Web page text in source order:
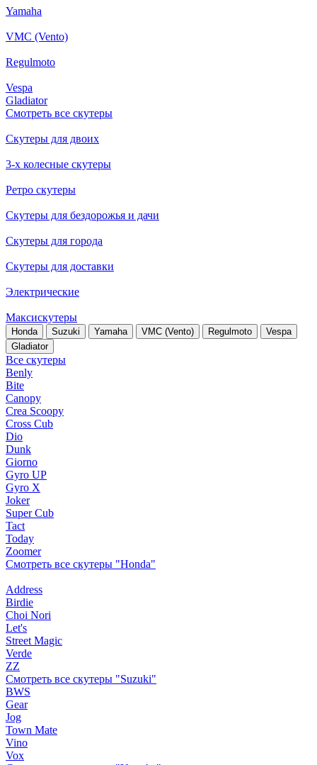
Yamaha
VMC (Vento)
Regulmoto
Vespa
Gladiator
Смотреть все скутеры
Скутеры для двоих
3-х колесные скутеры
Ретро скутеры
Скутеры для бездорожья и дачи
Скутеры для города
Скутеры для доставки
Электрические
Максискутеры
Honda Suzuki Yamaha VMC (Vento) Regulmoto
Vespa
Gladiator
Все скутеры
Benly
Bite
Canopy
Crea Scoopy
Cross Cub
Dio
Dunk
Giorno
Gyro UP
Gyro X
Joker
Super Cub
Tact
Today
Zoomer
Смотреть все скутеры "Honda"
Address
Birdie
Choi Nori
Let's
Street Magic
Verde
ZZ
Смотреть все скутеры "Suzuki"
BWS
Gear
Jog
Town Mate
Vino
Vox